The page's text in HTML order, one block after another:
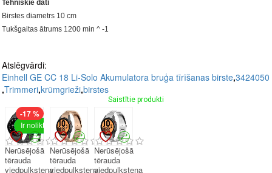
Tehniskie dati
Birstes diametrs 10 cm
Tukšgaitas ātrums 1200 min ^ -1
Atslēgvārdi:
Einhell GE CC 18 Li-Solo Akumulatora bruģa tīrīšanas birste,3424050
,Trimmeri,krūmgrieži,birstes
Saistītie produkti
Ir noliktavā
-17 %
Nerūsējošā
tērauda
viedpulksteņa
Nerūsējošā
tērauda
viedpulksteņa
Nerūsējošā
tērauda
viedpulksteņa